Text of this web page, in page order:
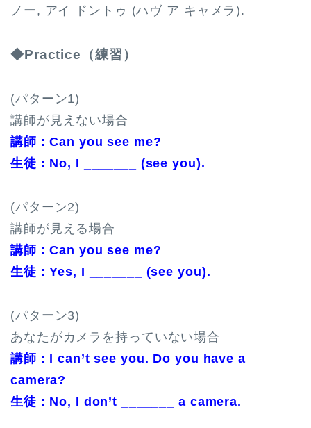
ノー, アイ ドントゥ (ハヴ ア キャメラ).
◆Practice（練習）
(パターン1)
講師が見えない場合
講師 : Can you see me?
生徒 : No, I _______ (see you).
(パターン2)
講師が見える場合
講師 : Can you see me?
生徒 : Yes, I _______ (see you).
(パターン3)
あなたがカメラを持っていない場合
講師 : I can’t see you. Do you have a
camera?
生徒 : No, I don’t _______ a camera.